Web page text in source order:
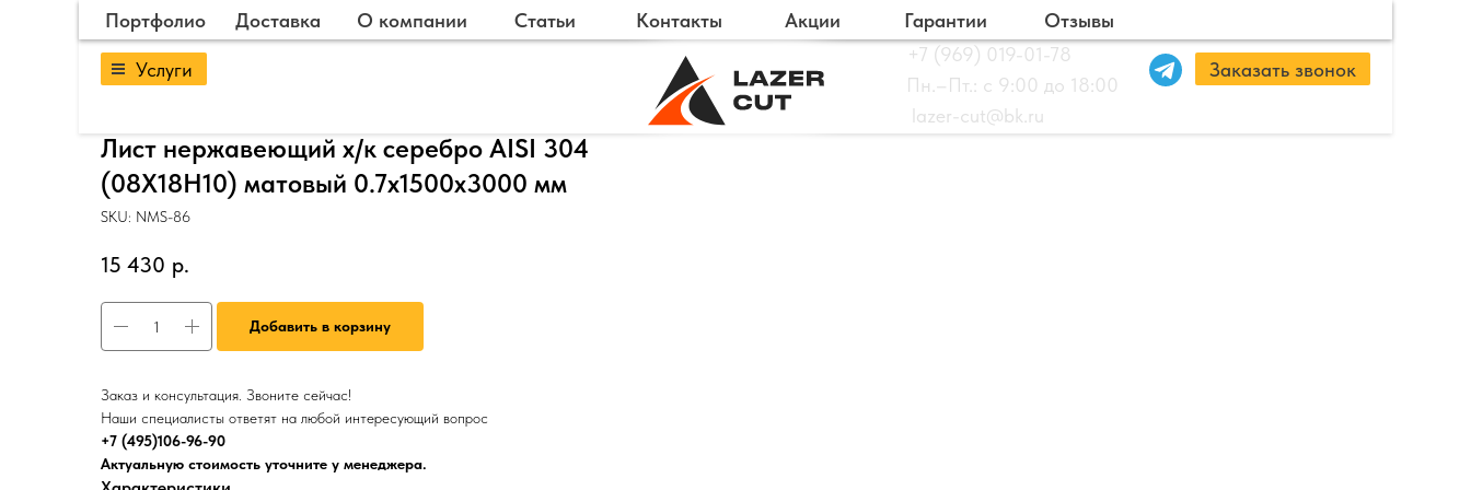
Заказать звонок
Портфолио Доставка О компании Статьи
Контакты
+7 (969) 019-01-78
Пн.–Пт.: с 9:00 до 18:00
Услуги
Акции Гарантии
lazer-cut@bk.ru
Отзывы
Лист нержавеющий х/к серебро AISI 304
(08Х18Н10) матовый 0.7х1500х3000 мм
SKU: NMS-86
15 430 р.
Добавить в корзину
Заказ и консультация. Звоните сейчас!
Наши специалисты ответят на любой интересующий вопрос
+7 (495)106-96-90
Актуальную стоимость уточните у менеджера.